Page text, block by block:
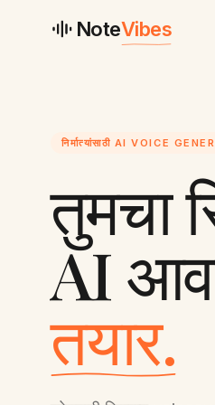
NoteVibes
निर्मात्यांसाठी AI VOICE
तुमचा
AI
तयार.